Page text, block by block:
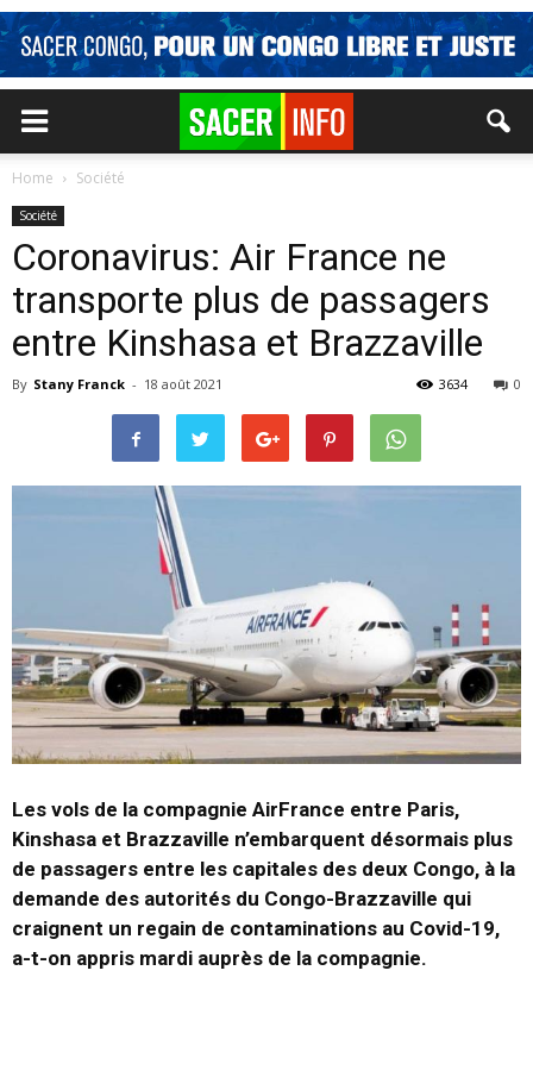
Home Société
Société
Coronavirus: Air France ne
transporte plus de passagers
entre Kinshasa et Brazzaville
By Stany Franck - 18 août 2021 0
3634
Les vols de la compagnie AirFrance entre Paris,
Kinshasa et Brazzaville n’embarquent désormais plus
de passagers entre les capitales des deux Congo, à la
demande des autorités du Congo-Brazzaville qui
craignent un regain de contaminations au Covid-19,
a-t-on appris mardi auprès de la compagnie.